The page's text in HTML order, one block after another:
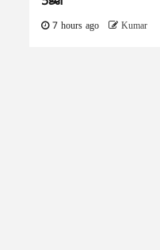
7 hours ago Kumar